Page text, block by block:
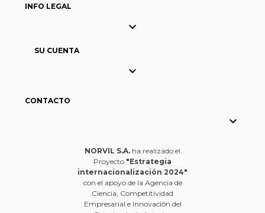
INFO LEGAL

SU CUENTA

CONTACTO

NORVIL S.A. ha realizado el
Proyecto "Estrategia
internacionalización 2024"
con el apoyo de la Agencia de
Ciencia, Competitividad
Empresarial e Innovación del